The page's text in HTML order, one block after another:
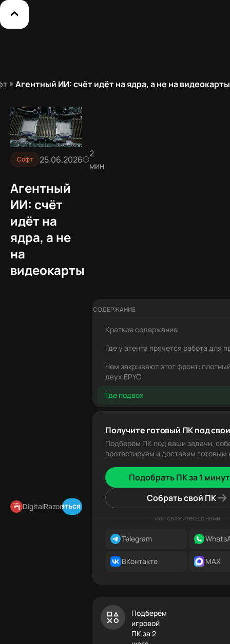
Агентный ИИ: счёт идёт на ядра, а не на видеокарты
Софт 25.06.2026
2
мин
Агентный
ИИ: счёт
идёт на
ядра, а не
на
видеокарты
DigitalRazor
Подписаться в Telegram
СОДЕРЖАНИЕ
Краткое содержание
Где у агента прячется работа для
Чем закрывают этот фронт:
двух EPYC
Где подвох
Получите готовый ПК под
Подберём ПК под ваши задачи,
протестируем и доставим готовым
Подобрать ПК за 1
Собрать свой ПК
или свяжитесь с нами
Telegram
ВКонтакте MAX
Подберём
игровой
ПК за 2